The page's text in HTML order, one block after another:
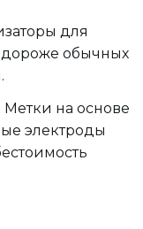
для
дороже обычных
Метки на основе
электроды